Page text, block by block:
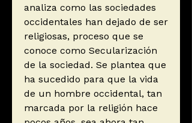
analiza como las sociedades
occidentales han dejado de ser
religiosas, proceso que se
conoce como Secularización
de la sociedad. Se plantea que
ha sucedido para que la vida
de un hombre occidental, tan
marcada por la religión hace